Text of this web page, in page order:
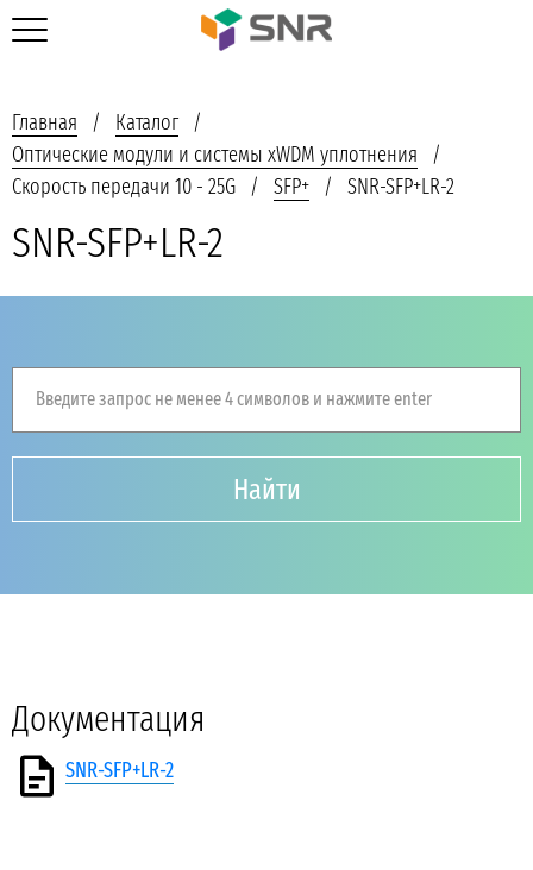
Главная
Каталог
Оптические модули и системы xWDM уплотнения
Скорость передачи 10 - 25G
SFP+ SNR-SFP+LR-2
SNR-SFP+LR-2
Введите запрос не менее 4 символов и нажмите enter
Найти
Документация
SNR-SFP+LR-2